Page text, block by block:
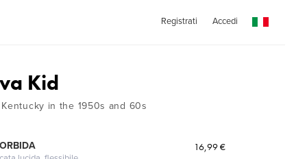
Registrati Accedi
Kid
in the 1950s and 60s
16,99 €